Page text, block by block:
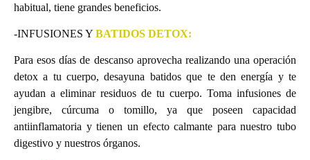
habitual, tiene grandes beneficios.
-INFUSIONES Y BATIDOS DETOX:
Para esos días de descanso aprovecha realizando una operación
detox a tu cuerpo, desayuna batidos que te den energía y te
ayudan a eliminar residuos de tu cuerpo. Toma infusiones de
jengibre, cúrcuma o tomillo, ya que poseen capacidad
antiinflamatoria y tienen un efecto calmante para nuestro tubo
digestivo y nuestros órganos.